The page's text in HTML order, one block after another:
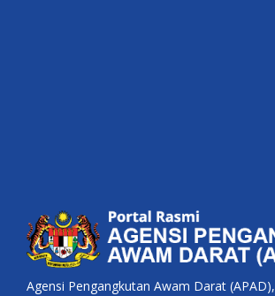
Agensi Pengangkutan Awam Darat (APAD),